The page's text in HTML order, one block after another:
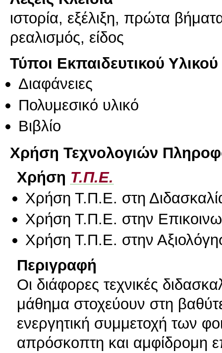
ιστορία, εξέλιξη, πρώτα
ρεαλισμός, είδος
Τύποι Εκπαιδευτικού Υλικού
Διαφάνειες
Πολυμεσικό υλικό
Βιβλίο
Χρήση Τεχνολογιών
Χρήση Τ.Π.Ε.
Χρήση Τ.Π.Ε. στη
Χρήση Τ.Π.Ε. στην
Χρήση Τ.Π.Ε. στην
Περιγραφή
Οι διάφορες τεχνικές
μάθημα στοχεύουν στη
ενεργητική συμμετοχή των
απρόσκοπτη και αμφίδρομη